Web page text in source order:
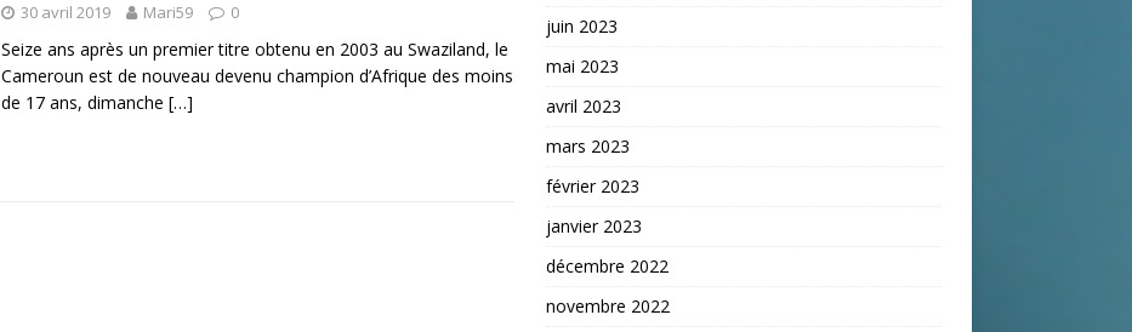
30 avril 2019 Mari59 0
Seize ans après un premier titre obtenu en 2003 au Swaziland, le
Cameroun est de nouveau devenu champion d’Afrique des moins
de 17 ans, dimanche […]
juin 2023
mai 2023
avril 2023
mars 2023
février 2023
janvier 2023
décembre 2022
novembre 2022